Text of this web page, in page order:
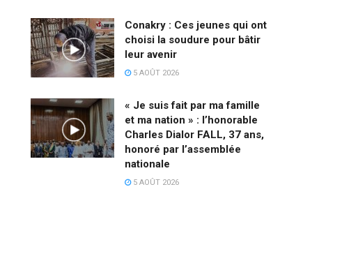
Conakry : Ces jeunes qui ont
choisi la soudure pour bâtir
leur avenir
5 AOÛT 2026
« Je suis fait par ma famille
et ma nation » : l’honorable
Charles Dialor FALL, 37 ans,
honoré par l’assemblée
nationale
5 AOÛT 2026